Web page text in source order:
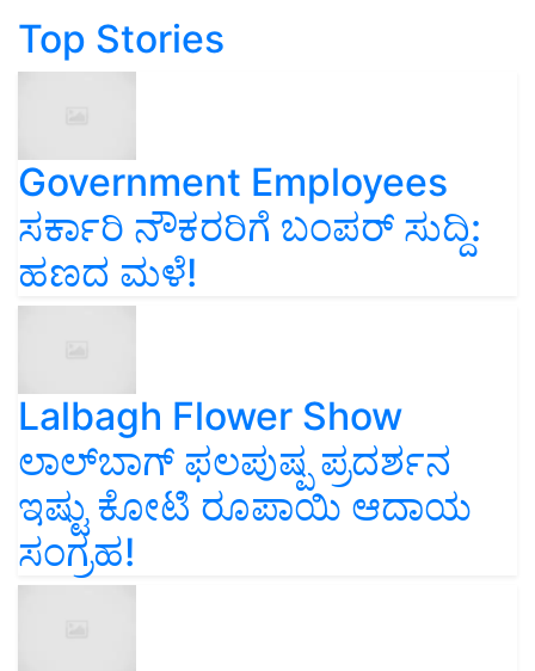
Top Stories
Government Employees
ಸರ್ಕಾರಿ ನೌಕರರಿಗೆ ಬಂಪರ್‌ ಸುದ್ದಿ:
ಹಣದ ಮಳೆ!
Lalbagh Flower Show
ಲಾಲ್‌ಬಾಗ್ ಫಲಪುಷ್ಪ ಪ್ರದರ್ಶನ
ಇಷ್ಟು ಕೋಟಿ ರೂಪಾಯಿ ಆದಾಯ
ಸಂಗ್ರಹ!